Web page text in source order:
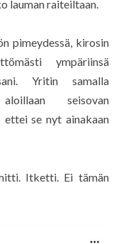
lauman raiteiltaan.
pimeydessä, kirosin
ympäriinsä
Yritin samalla
seisovan
ettei se nyt ainakaan
Itketti. Ei tämän